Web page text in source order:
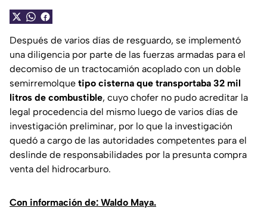
Después de varios días de resguardo, se implementó
una diligencia por parte de las fuerzas armadas para el
decomiso de un tractocamión acoplado con un doble
semirremolque tipo cisterna que transportaba 32 mil
litros de combustible, cuyo chofer no pudo acreditar la
legal procedencia del mismo luego de varios días de
investigación preliminar, por lo que la investigación
quedó a cargo de las autoridades competentes para el
deslinde de responsabilidades por la presunta compra
venta del hidrocarburo.
Con información de: Waldo Maya.